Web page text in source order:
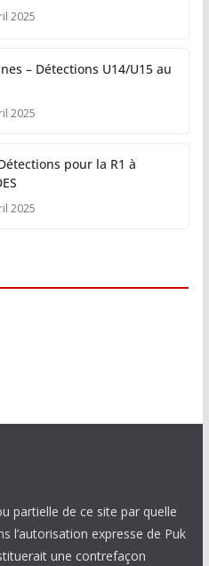
2025
– Détections U14/U15 au
2025
pour la R1 à
2025
partielle de ce site par quelle
l’autorisation expresse de Puk
une contrefaçon